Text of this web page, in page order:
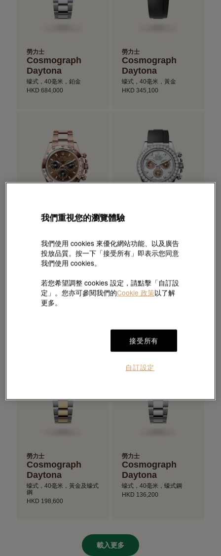
勞力士
Cosmograph
Daytona
蠔式，40毫米，鉑金
HKD 684,000
勞力士
Cosmograph
Daytona
蠔式，40毫米，黃金
HKD 345,100
勞力士
Cosmograph
Daytona
蠔式，40毫米，永恒玫瑰金
HKD 478,700
勞力士
Cosmograph
蠔式，40毫米，鑽石及白色
黃金
HKD 651,100
勞力士
Cosmograph
Daytona
蠔式，40毫米，黃金及蠔式
鋼
HKD 198,600
勞力士
Cosmograph
Daytona
蠔式，40毫米，蠔式鋼
HKD 136,200
載入更多
我們重視您的瀏覽體驗
我們使用 cookies 來優化網站功能、以及廣告
投放品質。按一下「接受所有」即表示您同意
我們使用 cookies。
若您希望調整 cookies 設定，請點擊「自訂設
定」。您亦可參閱我們的Cookie 政策以了解
更多。
接受所有
自訂設定